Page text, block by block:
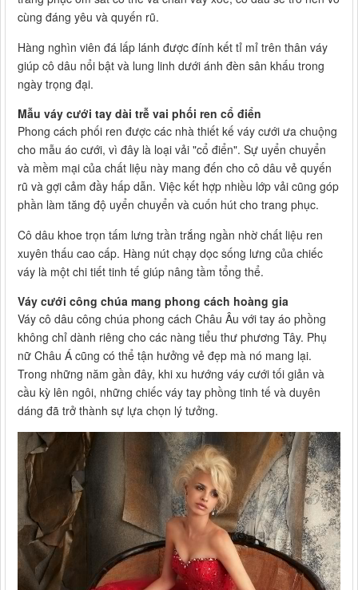
cùng đáng yêu và quyến rũ.
Hàng nghìn viên đá lấp lánh được đính kết tỉ mỉ trên thân váy
giúp cô dâu nổi bật và lung linh dưới ánh đèn sân khấu trong
ngày trọng đại.
Mẫu váy cưới tay dài trễ vai phối ren cổ điển
Phong cách phối ren được các nhà thiết kế váy cưới ưa chuộng
cho mẫu áo cưới, vì đây là loại vải "cổ điển". Sự uyển chuyển
và mềm mại của chất liệu này mang đến cho cô dâu vẻ quyến
rũ và gợi cảm đầy hấp dẫn. Việc kết hợp nhiều lớp vải cũng góp
phần làm tăng độ uyển chuyển và cuốn hút cho trang phục.
Cô dâu khoe trọn tấm lưng trần trắng ngần nhờ chất liệu ren
xuyên thấu cao cấp. Hàng nút chạy dọc sống lưng của chiếc
váy là một chi tiết tinh tế giúp nâng tầm tổng thể.
Váy cưới công chúa mang phong cách hoàng gia
Váy cô dâu công chúa phong cách Châu Âu với tay áo phồng
không chỉ dành riêng cho các nàng tiểu thư phương Tây. Phụ
nữ Châu Á cũng có thể tận hưởng vẻ đẹp mà nó mang lại.
Trong những năm gần đây, khi xu hướng váy cưới tối giản và
cầu kỳ lên ngôi, những chiếc váy tay phồng tinh tế và duyên
dáng đã trở thành sự lựa chọn lý tưởng.